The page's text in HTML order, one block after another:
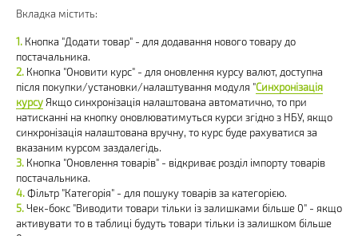
Вкладка містить:
Кнопка "Додати товар" - для додавання нового товару до
постачальника.
Кнопка "Оновити курс" - для оновлення курсу валют, доступна
після покупки/установки/налаштування модуля "Синхронізація
курсу Якщо синхронізація налаштована автоматично, то при
натисканні на кнопку оновлюватимуться курси згідно з НБУ, якщо
синхронізація налаштована вручну, то курс буде рахуватися за
вказаним курсом заздалегідь.
Кнопка "Оновлення товарів" - відкриває розділ імпорту товарів
постачальника.
Фільтр "Категорія" - для пошуку товарів за категорією.
Чек-бокс "Виводити товари тільки із залишками більше 0" - якщо
активувати то в таблиці будуть товари тільки із залишком більше